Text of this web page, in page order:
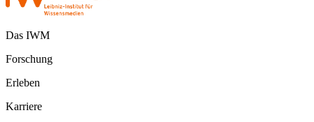
Das IWM
Forschung
Erleben
Karriere